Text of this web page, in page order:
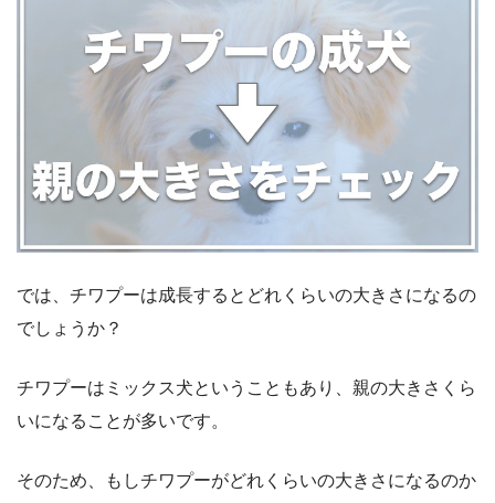
では、チワプーは成長するとどれくらいの大きさになるの
でしょうか？
チワプーはミックス犬ということもあり、親の大きさくら
いになることが多いです。
そのため、もしチワプーがどれくらいの大きさになるのか